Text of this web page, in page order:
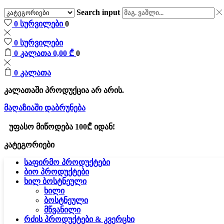
Search input
0 სურვილები0
0 სურვილები
0 კალათა 0,00 ₾ 0
0 კალათა
კალათაში პროდუქცია არ არის.
მაღაზიაში დაბრუნება
უფასო მიწოდება 100₾ იდან!
კატეგორიები
საფირმო პროდუქტები
ბიო პროდუქტები
ხილ ბოსტნეული
ხილი
ბოსტნეული
მწვანილი
რძის პროდუქტები & კვერცხი